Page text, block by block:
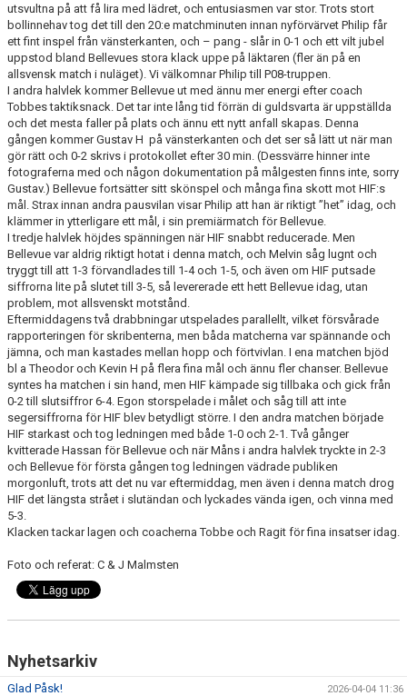
utsvultna på att få lira med lädret, och entusiasmen var stor. Trots stort
bollinnehav tog det till den 20:e matchminuten innan nyförvärvet Philip får
ett fint inspel från vänsterkanten, och – pang - slår in 0-1 och ett vilt jubel
uppstod bland Bellevues stora klack uppe på läktaren (fler än på en
allsvensk match i nuläget). Vi välkomnar Philip till P08-truppen.
I andra halvlek kommer Bellevue ut med ännu mer energi efter coach
Tobbes taktiksnack. Det tar inte lång tid förrän di guldsvarta är uppställda
och det mesta faller på plats och ännu ett nytt anfall skapas. Denna
gången kommer Gustav H på vänsterkanten och det ser så lätt ut när man
gör rätt och 0-2 skrivs i protokollet efter 30 min. (Dessvärre hinner inte
fotograferna med och någon dokumentation på målgesten finns inte, sorry
Gustav.) Bellevue fortsätter sitt skönspel och många fina skott mot HIF:s
mål. Strax innan andra pausvilan visar Philip att han är riktigt ”het” idag, och
klämmer in ytterligare ett mål, i sin premiärmatch för Bellevue.
I tredje halvlek höjdes spänningen när HIF snabbt reducerade. Men
Bellevue var aldrig riktigt hotat i denna match, och Melvin såg lugnt och
tryggt till att 1-3 förvandlades till 1-4 och 1-5, och även om HIF putsade
siffrorna lite på slutet till 3-5, så levererade ett hett Bellevue idag, utan
problem, mot allsvenskt motstånd.
Eftermiddagens två drabbningar utspelades parallellt, vilket försvårade
rapporteringen för skribenterna, men båda matcherna var spännande och
jämna, och man kastades mellan hopp och förtvivlan. I ena matchen bjöd
bl a Theodor och Kevin H på flera fina mål och ännu fler chanser. Bellevue
syntes ha matchen i sin hand, men HIF kämpade sig tillbaka och gick från
0-2 till slutsiffror 6-4. Egon storspelade i målet och såg till att inte
segersiffrorna för HIF blev betydligt större. I den andra matchen började
HIF starkast och tog ledningen med både 1-0 och 2-1. Två gånger
kvitterade Hassan för Bellevue och när Måns i andra halvlek tryckte in 2-3
och Bellevue för första gången tog ledningen vädrade publiken
morgonluft, trots att det nu var eftermiddag, men även i denna match drog
HIF det längsta strået i slutändan och lyckades vända igen, och vinna med
5-3.
Klacken tackar lagen och coacherna Tobbe och Ragit för fina insatser idag.
Foto och referat: C & J Malmsten
Nyhetsarkiv
Glad Påsk! 2026-04-04 11:36